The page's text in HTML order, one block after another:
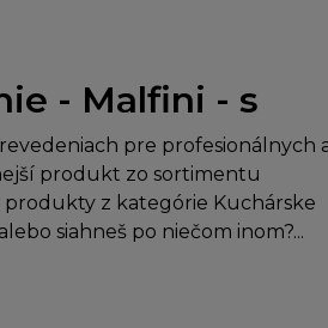
- Malfini - s
pre profesionálnych
produkt zo sortimentu
produkty z kategórie Kuchárske
siahneš po niečom inom?...